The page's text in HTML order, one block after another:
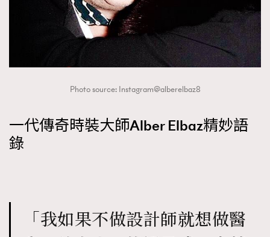
Photo source: Instagram@alberelbaz8
一代傳奇時裝大師Alber Elbaz精妙語
錄
「我如果不做設計師就想做醫